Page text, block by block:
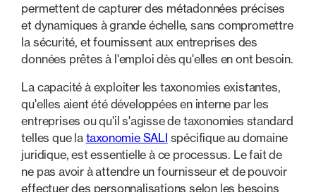
permettent de capturer des métadonnées précises
et dynamiques à grande échelle, sans compromettre
la sécurité, et fournissent aux entreprises des
données prêtes à l'emploi dès qu'elles en ont besoin.
La capacité à exploiter les taxonomies existantes,
qu'elles aient été développées en interne par les
entreprises ou qu'il s'agisse de taxonomies standard
telles que la taxonomie SALI spécifique au domaine
juridique, est essentielle à ce processus. Le fait de
ne pas avoir à attendre un fournisseur et de pouvoir
effectuer des personnalisations selon les besoins